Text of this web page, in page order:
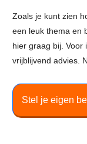
Zoals je kunt zien
een leuk thema en
hier graag bij. Voor
vrijblijvend advies.
Stel je eigen